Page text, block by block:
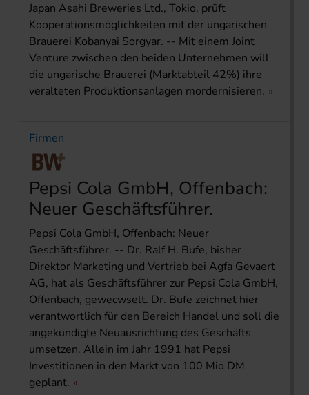
Japan Asahi Breweries Ltd., Tokio, prüft
Kooperationsmöglichkeiten mit der ungarischen
Brauerei Kobanyai Sorgyar. -- Mit einem Joint
Venture zwischen den beiden Unternehmen will
die ungarische Brauerei (Marktabteil 42%) ihre
veralteten Produktionsanlagen mordernisieren.
Firmen
Pepsi Cola GmbH, Offenbach:
Neuer Geschäftsführer.
Pepsi Cola GmbH, Offenbach: Neuer
Geschäftsführer. -- Dr. Ralf H. Bufe, bisher
Direktor Marketing und Vertrieb bei Agfa Gevaert
AG, hat als Geschäftsführer zur Pepsi Cola GmbH,
Offenbach, gewecwselt. Dr. Bufe zeichnet hier
verantwortlich für den Bereich Handel und soll die
angekündigte Neuausrichtung des Geschäfts
umsetzen. Allein im Jahr 1991 hat Pepsi
Investitionen in den Markt von 100 Mio DM
geplant.